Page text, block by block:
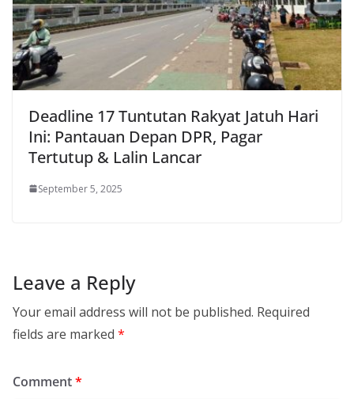
Deadline 17 Tuntutan Rakyat Jatuh Hari
Ini: Pantauan Depan DPR, Pagar
Tertutup & Lalin Lancar
September 5, 2025
Leave a Reply
Your email address will not be published. Required
fields are marked *
Comment*